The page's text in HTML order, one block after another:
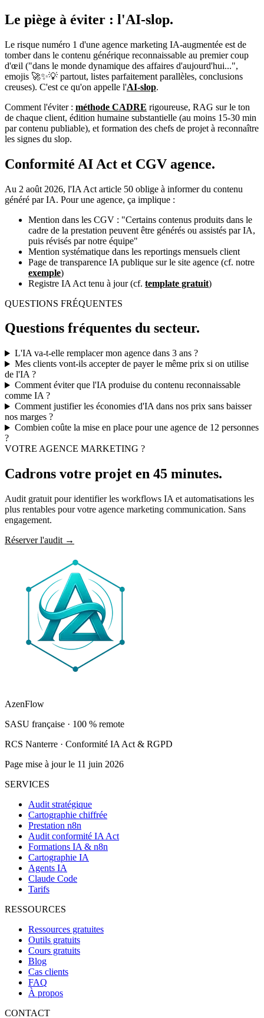
Le piège à éviter : l'AI-slop.
Le risque numéro 1 d'une agence marketing IA-augmentée est de
tomber dans le contenu générique reconnaissable au premier coup
d'œil ("dans le monde dynamique des affaires d'aujourd'hui...",
emojis 🚀✨💡 partout, listes parfaitement parallèles, conclusions
creuses). C'est ce qu'on appelle l'AI-slop.
Comment l'éviter : méthode CADRE rigoureuse, RAG sur le ton
de chaque client, édition humaine substantielle (au moins 15-30 min
par contenu publiable), et formation des chefs de projet à reconnaître
les signes du slop.
Conformité AI Act et CGV agence.
Au 2 août 2026, l'IA Act article 50 oblige à informer du contenu
généré par IA. Pour une agence, ça implique :
Mention dans les CGV : "Certains contenus produits dans le
cadre de la prestation peuvent être générés ou assistés par IA,
puis révisés par notre équipe"
Mention systématique dans les reportings mensuels client
Page de transparence IA publique sur le site agence (cf. notre
exemple)
Registre IA Act tenu à jour (cf. template gratuit)
QUESTIONS FRÉQUENTES
Questions fréquentes du secteur.
L'IA va-t-elle remplacer mon agence dans 3 ans ?
Mes clients vont-ils accepter de payer le même prix si on utilise
de l'IA ?
Comment éviter que l'IA produise du contenu reconnaissable
comme IA ?
Comment justifier les économies d'IA dans nos prix sans baisser
nos marges ?
Combien coûte la mise en place pour une agence de 12 personnes
?
VOTRE AGENCE MARKETING ?
Cadrons votre projet en 45 minutes.
Audit gratuit pour identifier les workflows IA et automatisations les
plus rentables pour votre agence marketing communication. Sans
engagement.
Réserver l'audit →
AzenFlow
SASU française · 100 % remote
RCS Nanterre · Conformité IA Act & RGPD
Page mise à jour le 11 juin 2026
SERVICES
Audit stratégique
Cartographie chiffrée
Prestation n8n
Audit conformité IA Act
Formations IA & n8n
Cartographie IA
Agents IA
Claude Code
Tarifs
RESSOURCES
Ressources gratuites
Outils gratuits
Cours gratuits
Blog
Cas clients
FAQ
À propos
CONTACT